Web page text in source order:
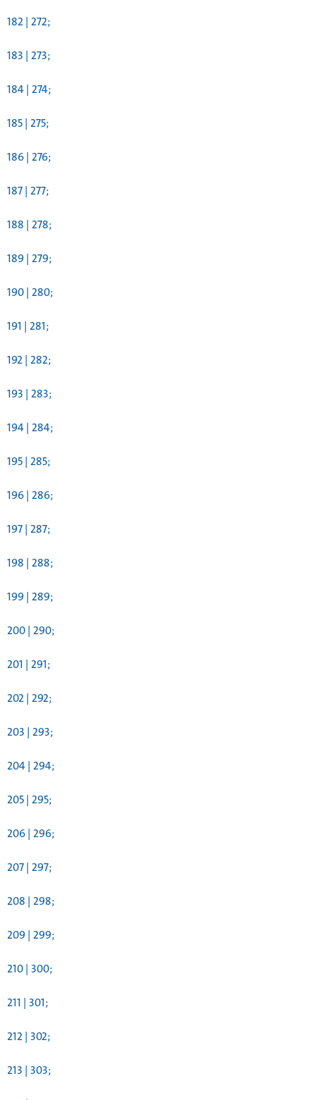
182 | 272;
183 | 273;
184 | 274;
185 | 275;
186 | 276;
187 | 277;
188 | 278;
189 | 279;
190 | 280;
191 | 281;
192 | 282;
193 | 283;
194 | 284;
195 | 285;
196 | 286;
197 | 287;
198 | 288;
199 | 289;
200 | 290;
201 | 291;
202 | 292;
203 | 293;
204 | 294;
205 | 295;
206 | 296;
207 | 297;
208 | 298;
209 | 299;
210 | 300;
211 | 301;
212 | 302;
213 | 303;